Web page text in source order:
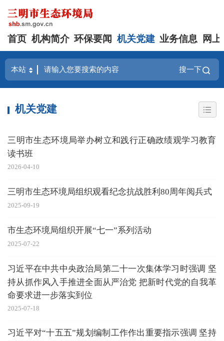
首页 机构简介 环保要闻 机关党建 业务信息 网
搜一下
机关党建
三明市生态环境局举办树立和践行正确政绩观学习教育
读书班
2026-04-10
三明市生态环境局组织观看纪念抗战胜利80周年阅兵式
2025-09-19
市生态环境局组织开展“七一”系列活动
2025-07-22
习近平在中共中央政治局第二十一次集体学习时强调 坚
持从抓作风入手推进全面从严治党 把新时代党的自我革
命要求进一步落实到位
2025-07-18
习近平对“十五五”规划编制工作作出重要指示强调 坚持